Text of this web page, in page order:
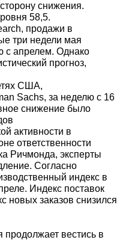
снижения.
58,5.
продажи в
три недели мая
с апрелем. Однако
прогноз,
США,
Sachs, за неделю с 16
снижение было
активности в
ответственности
Ричмонда, эксперты
Согласно
индекс в
Индекс поставок
новых заказов снизился
продолжает вестись в